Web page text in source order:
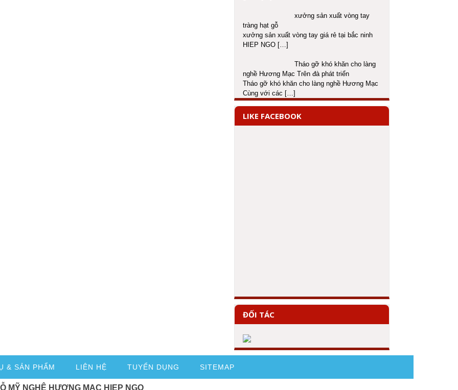
xưởng sản xuất vòng tay
tràng hạt gỗ
xưởng sản xuất vòng tay giá rẻ tại bắc ninh
HIEP NGO […]
Tháo gỡ khó khăn cho làng
nghề Hương Mạc Trên đà phát triển
Tháo gỡ khó khăn cho làng nghề Hương Mạc
Cùng với các […]
LIKE FACEBOOK
ĐỐI TÁC
& SẢN PHẨM LIÊN HỆ TUYỂN DỤNG SITEMAP
MỸ NGHỆ HƯƠNG MẠC HIEP NGO